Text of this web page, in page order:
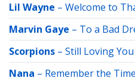
Lil Wayne – Welcome to
Marvin Gaye – To a Bad
Scorpions – Still Loving You
Nana – Remember the Time